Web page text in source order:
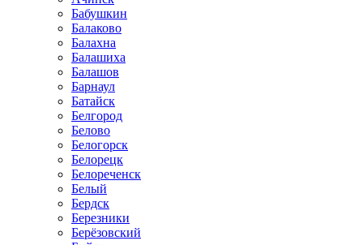
Бабушкин
Балаково
Балахна
Балашиха
Балашов
Барнаул
Батайск
Белгород
Белово
Белогорск
Белорецк
Белореченск
Белый
Бердск
Березники
Берёзовский